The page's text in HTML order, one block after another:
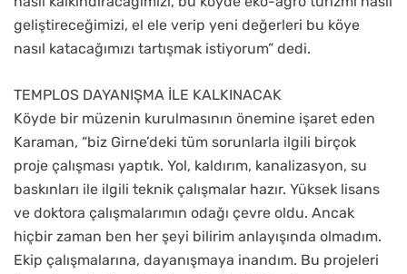
geliştireceğimizi, el ele verip yeni değerleri bu köye
nasıl katacağımızı tartışmak istiyorum” dedi.
TEMPLOS DAYANIŞMA İLE KALKINACAK
Köyde bir müzenin kurulmasının önemine işaret eden
Karaman, “biz Girne’deki tüm sorunlarla ilgili birçok
proje çalışması yaptık. Yol, kaldırım, kanalizasyon, su
baskınları ile ilgili teknik çalışmalar hazır. Yüksek lisans
ve doktora çalışmalarımın odağı çevre oldu. Ancak
hiçbir zaman ben her şeyi bilirim anlayışında olmadım.
Ekip çalışmalarına, dayanışmaya inandım. Bu projeleri